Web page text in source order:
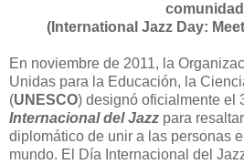
comunidad
(International Jazz Day:
En noviembre de 2011, la
Unidas para la Educación, la
(UNESCO) designó oficialmente el
Internacional del Jazz para
diplomático de unir a las personas
mundo. El Día Internacional del